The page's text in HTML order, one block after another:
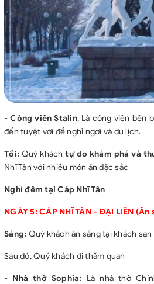
-Công viên Stalin: Là công viên bên
đến tuyệt vời để nghỉ ngơi và du lịch.
Tối: Quý kháchtự do khám phá và
Nhĩ Tân với nhiều món ăn đặc sắc
Nghỉ đêm tại Cáp Nhĩ Tân
NGÀY 5: CÁP NHĨ TÂN - ĐẠI LIÊN
Sáng: Quý khách ăn sáng tại khách sạn
Sau đó, Quý khách đi thăm quan
- Nhà thờ Sophia: Là nhà thờ